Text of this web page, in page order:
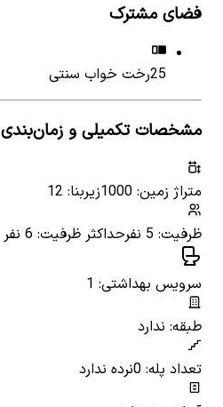
فضای مشترک
25رخت خواب سنتی
مشخصات تکمیلی و زمان‌بندی
متراژ زمین: 1000
زیربنا: 12
ظرفیت: 5 نفر
حداکثر ظرفیت: 6 نفر
سرویس بهداشتی: 1
طبقه: ندارد
تعداد پله: 0
نرده ندارد